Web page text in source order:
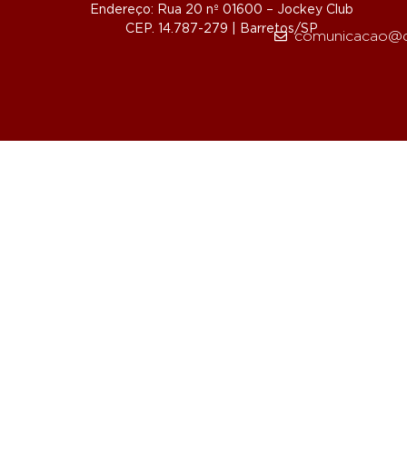
Endereço: Rua 20 nº 01600 – Jockey Club
CEP. 14.787-279 | Barretos/SP